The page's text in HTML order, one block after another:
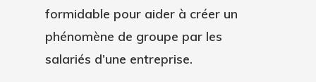
formidable pour aider à créer un
phénomène de groupe par les
salariés d’une entreprise.